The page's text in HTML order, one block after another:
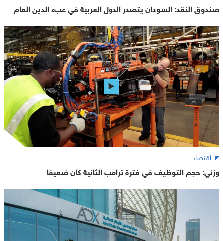
صندوق النقد: السودان يتصدر الدول العربية في عبء الدين العام
اقتصاد
وزني: حجم التوظيف في فترة ترامب الثانية كان ضعيفا